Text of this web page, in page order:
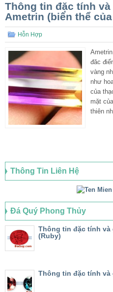
Thông tin đặc tính
Ametrin (biến thể
Hỗn Hợp
đăc
vàng
như
của
mặt
thiên
Thông Tin Liên Hệ
Đá Quý Phong Thủy
Thông tin đặc tính và
(Ruby)
Thông tin đặc tính và